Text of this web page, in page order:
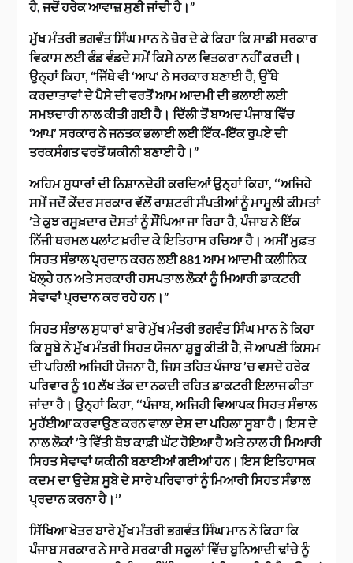
ਹੈ, ਜਦੋਂ ਹਰੇਕ ਆਵਾਜ਼ ਸੁਣੀ ਜਾਂਦੀ ਹੈ।”
ਮੁੱਖ ਮੰਤਰੀ ਭਗਵੰਤ ਸਿੰਘ ਮਾਨ ਨੇ ਜ਼ੋਰ ਦੇ ਕੇ ਕਿਹਾ ਕਿ ਸਾਡੀ ਸਰਕਾਰ
ਵਿਕਾਸ ਲਈ ਫੰਡ ਵੰਡਦੇ ਸਮੇਂ ਕਿਸੇ ਨਾਲ ਵਿਤਕਰਾ ਨਹੀਂ ਕਰਦੀ।
ਉਨ੍ਹਾਂ ਕਿਹਾ, “ਜਿੱਥੇ ਵੀ ‘ਆਪ’ ਨੇ ਸਰਕਾਰ ਬਣਾਈ ਹੈ, ਉੱਥੇ
ਕਰਦਾਤਾਵਾਂ ਦੇ ਪੈਸੇ ਦੀ ਵਰਤੋਂ ਆਮ ਆਦਮੀ ਦੀ ਭਲਾਈ ਲਈ
ਸਮਝਦਾਰੀ ਨਾਲ ਕੀਤੀ ਗਈ ਹੈ। ਦਿੱਲੀ ਤੋਂ ਬਾਅਦ ਪੰਜਾਬ ਵਿੱਚ
‘ਆਪ’ ਸਰਕਾਰ ਨੇ ਜਨਤਕ ਭਲਾਈ ਲਈ ਇੱਕ-ਇੱਕ ਰੁਪਏ ਦੀ
ਤਰਕਸੰਗਤ ਵਰਤੋਂ ਯਕੀਨੀ ਬਣਾਈ ਹੈ।”
ਅਹਿਮ ਸੁਧਾਰਾਂ ਦੀ ਨਿਸ਼ਾਨਦੇਹੀ ਕਰਦਿਆਂ ਉਨ੍ਹਾਂ ਕਿਹਾ, ‘‘ਅਜਿਹੇ
ਸਮੇਂ ਜਦੋਂ ਕੇਂਦਰ ਸਰਕਾਰ ਵੱਲੋਂ ਰਾਸ਼ਟਰੀ ਸੰਪਤੀਆਂ ਨੂੰ ਮਾਮੂਲੀ ਕੀਮਤਾਂ
’ਤੇ ਕੁਝ ਰਸੂਖ਼ਦਾਰ ਦੋਸਤਾਂ ਨੂੰ ਸੌਂਪਿਆ ਜਾ ਰਿਹਾ ਹੈ, ਪੰਜਾਬ ਨੇ ਇੱਕ
ਨਿੱਜੀ ਥਰਮਲ ਪਲਾਂਟ ਖ਼ਰੀਦ ਕੇ ਇਤਿਹਾਸ ਰਚਿਆ ਹੈ। ਅਸੀਂ ਮੁਫ਼ਤ
ਸਿਹਤ ਸੰਭਾਲ ਪ੍ਰਦਾਨ ਕਰਨ ਲਈ 881 ਆਮ ਆਦਮੀ ਕਲੀਨਿਕ
ਖੋਲ੍ਹੇ ਹਨ ਅਤੇ ਸਰਕਾਰੀ ਹਸਪਤਾਲ ਲੋਕਾਂ ਨੂੰ ਮਿਆਰੀ ਡਾਕਟਰੀ
ਸੇਵਾਵਾਂ ਪ੍ਰਦਾਨ ਕਰ ਰਹੇ ਹਨ।”
ਸਿਹਤ ਸੰਭਾਲ ਸੁਧਾਰਾਂ ਬਾਰੇ ਮੁੱਖ ਮੰਤਰੀ ਭਗਵੰਤ ਸਿੰਘ ਮਾਨ ਨੇ ਕਿਹਾ
ਕਿ ਸੂਬੇ ਨੇ ਮੁੱਖ ਮੰਤਰੀ ਸਿਹਤ ਯੋਜਨਾ ਸ਼ੁਰੂ ਕੀਤੀ ਹੈ, ਜੋ ਆਪਣੀ ਕਿਸਮ
ਦੀ ਪਹਿਲੀ ਅਜਿਹੀ ਯੋਜਨਾ ਹੈ, ਜਿਸ ਤਹਿਤ ਪੰਜਾਬ ’ਚ ਵਸਦੇ ਹਰੇਕ
ਪਰਿਵਾਰ ਨੂੰ 10 ਲੱਖ ਤੱਕ ਦਾ ਨਕਦੀ ਰਹਿਤ ਡਾਕਟਰੀ ਇਲਾਜ ਕੀਤਾ
ਜਾਂਦਾ ਹੈ। ਉਨ੍ਹਾਂ ਕਿਹਾ, ‘‘ਪੰਜਾਬ, ਅਜਿਹੀ ਵਿਆਪਕ ਸਿਹਤ ਸੰਭਾਲ
ਮੁਹੱਈਆ ਕਰਵਾਉਣ ਕਰਨ ਵਾਲਾ ਦੇਸ਼ ਦਾ ਪਹਿਲਾ ਸੂਬਾ ਹੈ। ਇਸ ਦੇ
ਨਾਲ ਲੋਕਾਂ ’ਤੇ ਵਿੱਤੀ ਬੋਝ ਕਾਫ਼ੀ ਘੱਟ ਹੋਇਆ ਹੈ ਅਤੇ ਨਾਲ ਹੀ ਮਿਆਰੀ
ਸਿਹਤ ਸੇਵਾਵਾਂ ਯਕੀਨੀ ਬਣਾਈਆਂ ਗਈਆਂ ਹਨ। ਇਸ ਇਤਿਹਾਸਕ
ਕਦਮ ਦਾ ਉਦੇਸ਼ ਸੂਬੇ ਦੇ ਸਾਰੇ ਪਰਿਵਾਰਾਂ ਨੂੰ ਮਿਆਰੀ ਸਿਹਤ ਸੰਭਾਲ
ਪ੍ਰਦਾਨ ਕਰਨਾ ਹੈ।’’
ਸਿੱਖਿਆ ਖੇਤਰ ਬਾਰੇ ਮੁੱਖ ਮੰਤਰੀ ਭਗਵੰਤ ਸਿੰਘ ਮਾਨ ਨੇ ਕਿਹਾ ਕਿ
ਪੰਜਾਬ ਸਰਕਾਰ ਨੇ ਸਾਰੇ ਸਰਕਾਰੀ ਸਕੂਲਾਂ ਵਿੱਚ ਬੁਨਿਆਦੀ ਢਾਂਚੇ ਨੂੰ